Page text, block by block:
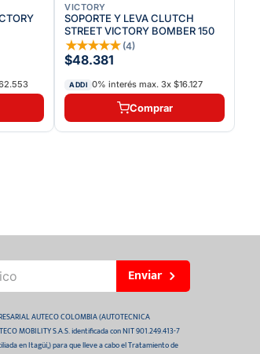
VICTORY
SOPORTE Y LEVA CLUTCH
STREET VICTORY BOMBER 150
★★★★★ (4)
$48.381
ADDI 0% interés max. 3x $16.127
Comprar
Enviar
AUTECO COLOMBIA (AUTOTECNICA
MOBILITY S.A.S. identificada con NIT 901.249.413-7
en Itagüí,) para que lleve a cabo el Tratamiento de